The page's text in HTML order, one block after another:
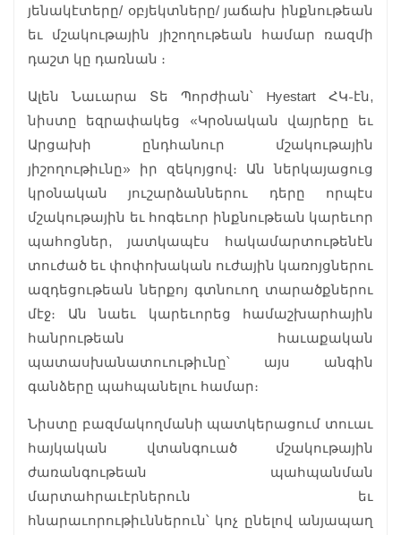
յենակէտերը/ օբյեկտները/ յաճախ ինքնութեան
եւ մշակութային յիշողութեան համար ռազմի
դաշտ կը դառնան ։
Ալեն Նաւարա Տե Պորժիան՝ Hyestart ՀԿ-էն,
նիստը եզրափակեց «Կրօնական վայրերը եւ
Արցախի ընդհանուր մշակութային
յիշողութիւնը» իր զեկոյցով։ Ան ներկայացուց
կրօնական յուշարձաններու դերը որպէս
մշակութային եւ հոգեւոր ինքնութեան կարեւոր
պահոցներ, յատկապէս հակամարտութենէն
տուժած եւ փոփոխական ուժային կառոյցներու
ազդեցութեան ներքոյ գտնուող տարածքներու
մէջ։ Ան նաեւ կարեւորեց համաշխարհային
հանրութեան հաւաքական
պատասխանատուութիւնը՝ այս անգին
գանձերը պահպանելու համար։
Նիստը բազմակողմանի պատկերացում տուաւ
հայկական վտանգուած մշակութային
ժառանգութեան պահպանման
մարտահրաւէրներուն եւ
հնարաւորութիւններուն՝ կոչ ընելով անյապաղ